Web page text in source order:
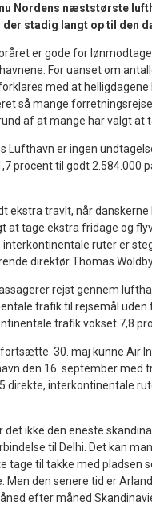
Nordens næststørste
der stadig langt op til den
er gode for
For uanset om
med at
så mange
af at mange har valgt at
Lufthavn er ingen
procent til godt 2.584.000
ekstra travlt, når
at tage ekstra fridage og
interkontinentale ruter er
direktør Thomas
rejst gennem
trafik til rejsemål
trafik vokset 7,8
30. maj kunne Air
den 16. september med
direkte, interkontinentale
det ikke den eneste
til Delhi. Det kan
tage til takke med pladsen
Men den senere tid er
efter måned